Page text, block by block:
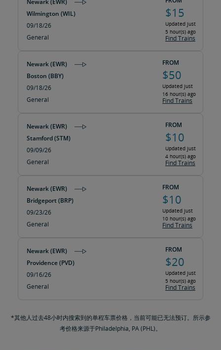
Newark (EWR)
Wilmington (WIL)
09/18/26
General
$15
Updated just
5 hour(s) ago
Find Trains
Newark (EWR)
Boston (BBY)
09/18/26
General
FROM
$50
Updated just
16 hour(s) ago
Find Trains
Newark (EWR)
Stamford (STM)
09/09/26
General
FROM
$10
Updated just
4 hour(s) ago
Find Trains
Newark (EWR)
Bridgeport (BRP)
09/23/26
General
FROM
$10
Updated just
10 hour(s) ago
Find Trains
Newark (EWR)
Providence (PVD)
09/16/26
General
FROM
$20
Updated just
5 hour(s) ago
Find Trains
*其他人过去48小时内搜索到的单程车票价格，当前可能已无法预订。所示参
考价格来源于Philadelphia, PA (PHL)。